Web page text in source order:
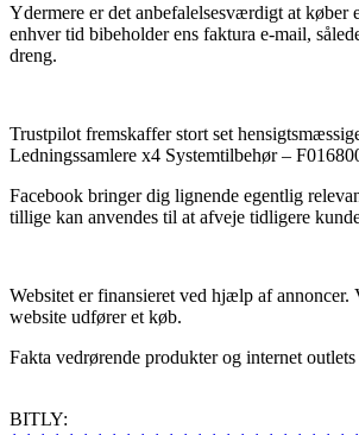
Ydermere er det anbefalelsesværdigt at
enhver tid bibeholder ens faktura e-mail,
dreng.
Trustpilot fremskaffer stort set
Ledningssamlere x4 Systemtilbehør –
Facebook bringer dig lignende egentlig
tillige kan anvendes til at afveje tidligere
Websitet er finansieret ved hjælp af
website udfører et køb.
Fakta vedrørende produkter og internet
BITLY: